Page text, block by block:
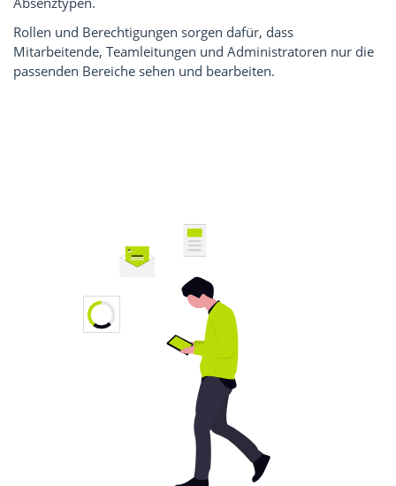
Rollen und Berechtigungen sorgen dafür, dass
Mitarbeitende, Teamleitungen und Administratoren nur die
passenden Bereiche sehen und bearbeiten.